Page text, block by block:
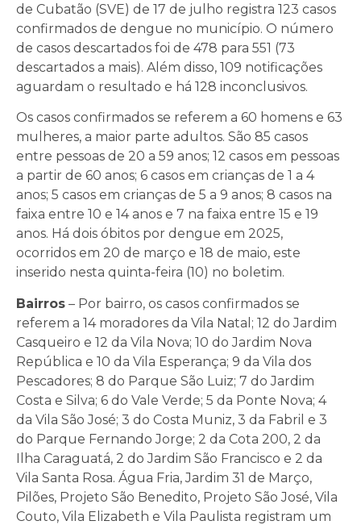
de Cubatão (SVE) de 17 de julho registra 123 casos
confirmados de dengue no município. O número
de casos descartados foi de 478 para 551 (73
descartados a mais). Além disso, 109 notificações
aguardam o resultado e há 128 inconclusivos.
Os casos confirmados se referem a 60 homens e 63
mulheres, a maior parte adultos. São 85 casos
entre pessoas de 20 a 59 anos; 12 casos em pessoas
a partir de 60 anos; 6 casos em crianças de 1 a 4
anos; 5 casos em crianças de 5 a 9 anos; 8 casos na
faixa entre 10 e 14 anos e 7 na faixa entre 15 e 19
anos. Há dois óbitos por dengue em 2025,
ocorridos em 20 de março e 18 de maio, este
inserido nesta quinta-feira (10) no boletim.
Bairros – Por bairro, os casos confirmados se
referem a 14 moradores da Vila Natal; 12 do Jardim
Casqueiro e 12 da Vila Nova; 10 do Jardim Nova
República e 10 da Vila Esperança; 9 da Vila dos
Pescadores; 8 do Parque São Luiz; 7 do Jardim
Costa e Silva; 6 do Vale Verde; 5 da Ponte Nova; 4
da Vila São José; 3 do Costa Muniz, 3 da Fabril e 3
do Parque Fernando Jorge; 2 da Cota 200, 2 da
Ilha Caraguatá, 2 do Jardim São Francisco e 2 da
Vila Santa Rosa. Água Fria, Jardim 31 de Março,
Pilões, Projeto São Benedito, Projeto São José, Vila
Couto, Vila Elizabeth e Vila Paulista registram um